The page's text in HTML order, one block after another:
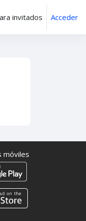
invitados Acceder
móviles